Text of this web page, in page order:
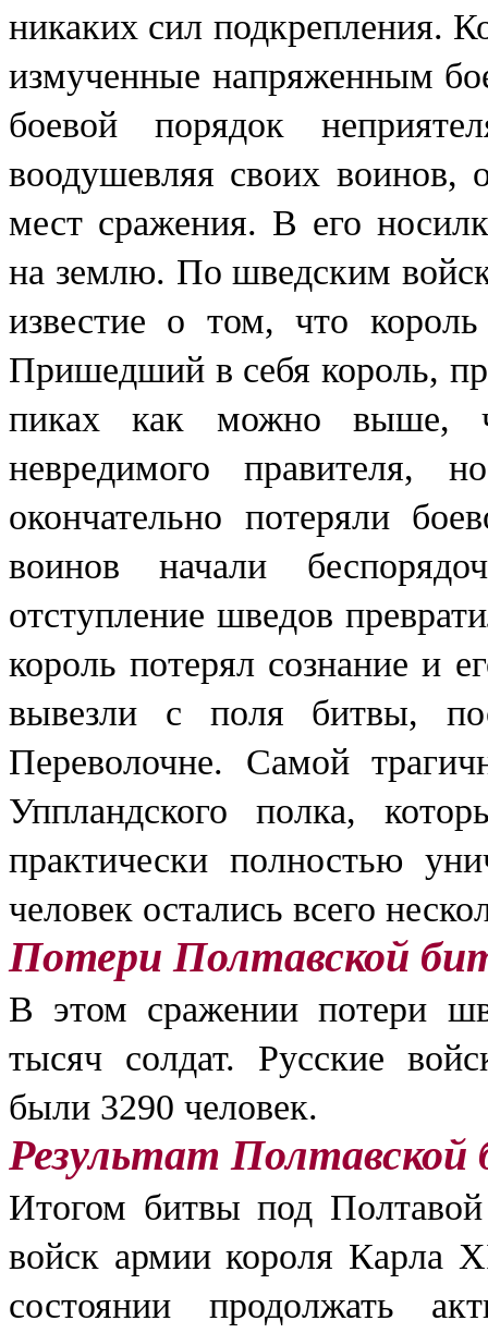
никаких сил подкрепления.
измученные напряженным
боевой порядок
воодушевляя своих воинов,
мест сражения. В его
на землю. По шведским
известие о том, что
Пришедший в себя король,
пиках как можно выше,
невредимого
окончательно потеряли
воинов начали
отступление шведов
король потерял сознание и
вывезли с поля битвы,
Переволочне. Самой
Уппландского полка,
практически полностью
человек остались всего
Потери Полтавской
В этом сражении потери
тысяч солдат. Русские
были 3290 человек.
Результат
Итогом битвы под Полтавой
войск армии короля Карла
состоянии продолжать